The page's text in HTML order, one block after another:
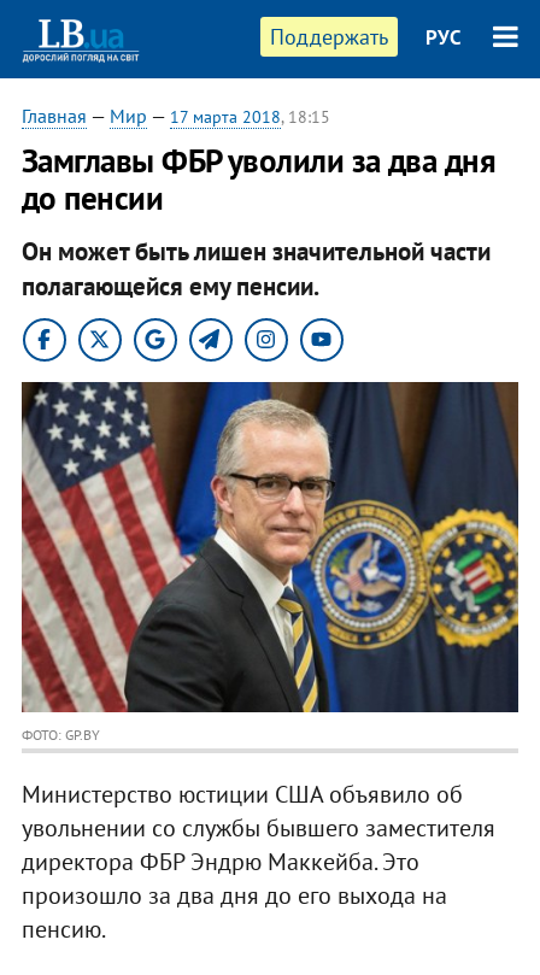
Поддержать РУС
Главная — Мир — 17 марта 2018, 18:15
Замглавы ФБР уволили за два дня
до пенсии
Он может быть лишен значительной части
полагающейся ему пенсии.
ФОТО: GP.BY
Министерство юстиции США объявило об
увольнении со службы бывшего заместителя
директора ФБР Эндрю Маккейба. Это
произошло за два дня до его выхода на
пенсию.